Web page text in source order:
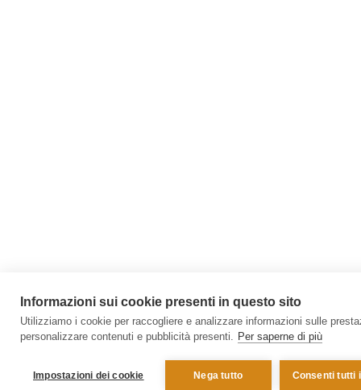
Informazioni sui cookie presenti in questo sito
Utilizziamo i cookie per raccogliere e analizzare informazioni sulle
personalizzare contenuti e pubblicità presenti. Per saperne di più
Impostazioni dei cookie Nega tutto Consenti tutti